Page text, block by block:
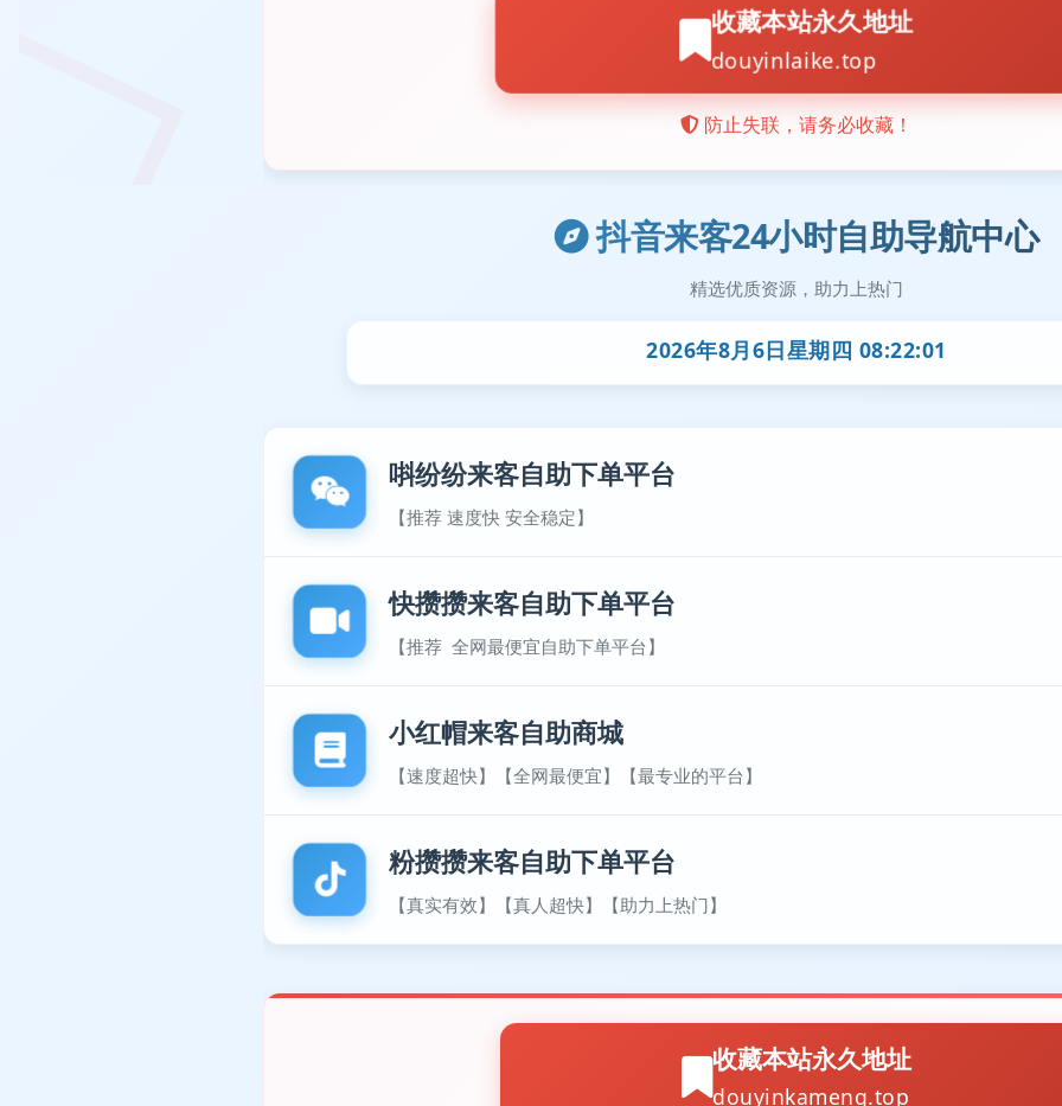
抖音来客24小时自助导航中心
精选优质资源，助力上热门
2026年8月6日星期四 08:22:02
唞纷纷来客自助下单平台
【推荐 速度快 安全稳定】
快攒攒来客自助下单平台
【推荐 全网最便宜自助下单平台】
小红帽来客自助商城
【速度超快】【全网最便宜】【最专业的平台】
粉攒攒来客自助下单平台
【真实有效】【真人超快】【助力上热门】
收藏本站永久地址
douyinkameng.top